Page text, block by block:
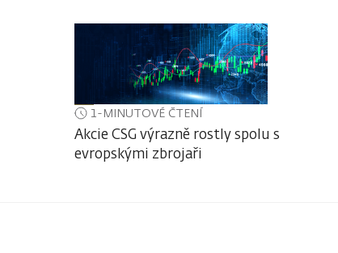
1-MINUTOVÉ ČTENÍ
Akcie CSG výrazně rostly spolu s
evropskými zbrojaři